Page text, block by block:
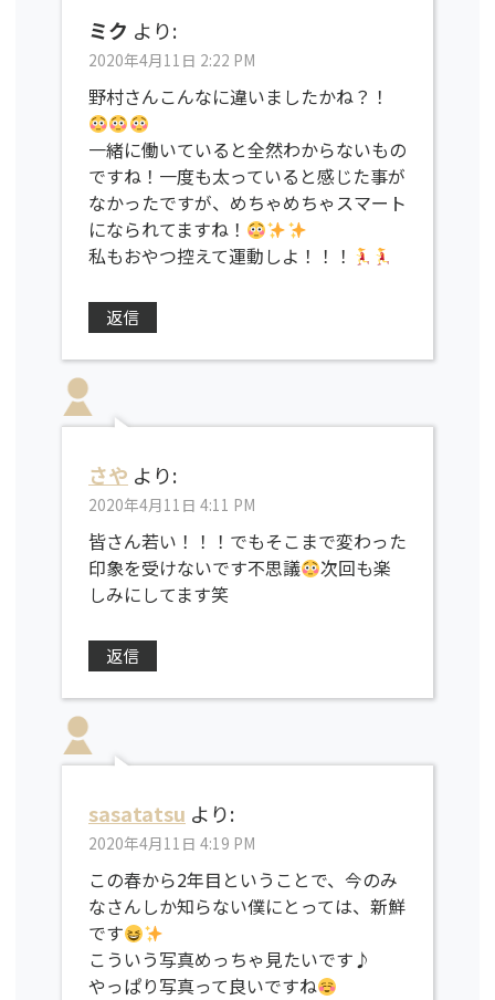
ミク より:
2020年4月11日 2:22 PM
野村さんこんなに違いましたかね？！
一緒に働いていると全然わからないもの
ですね！一度も太っていると感じた事が
なかったですが、めちゃめちゃスマート
になられてますね！
私もおやつ控えて運動しよ！！！
返信
さや より:
2020年4月11日 4:11 PM
皆さん若い！！！でもそこまで変わった
印象を受けないです不思議
次回も楽
しみにしてます笑
返信
sasatatsu より:
2020年4月11日 4:19 PM
この春から2年目ということで、今のみ
なさんしか知らない僕にとっては、新鮮
です
こういう写真めっちゃ見たいです♪
やっぱり写真って良いですね